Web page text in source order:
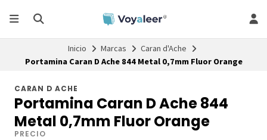
Inicio Marcas
Caran d'Ache
Portamina Caran D Ache 844 Metal 0,7mm Fluor Orange
CARAN D ACHE
Portamina Caran D Ache 844
Metal 0,7mm Fluor Orange
PRECIO